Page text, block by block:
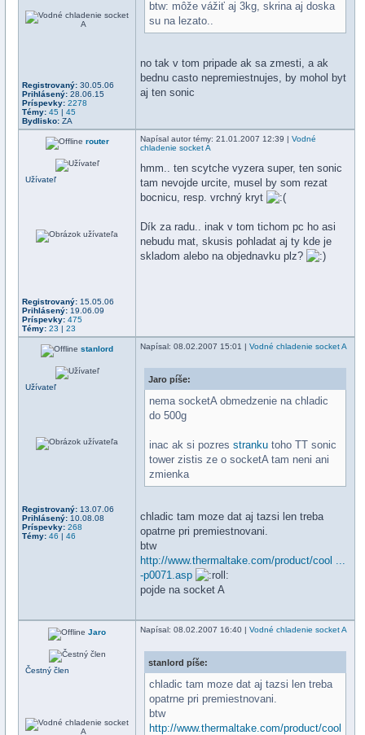
Registrovaný: 30.05.06
Prihlásený: 28.06.15
Príspevky: 2278
Témy: 45 | 45
Bydlisko: ZA
btw: môže vážiť aj 3kg, skrina aj doska
su na lezato..
no tak v tom pripade ak sa zmesti, a ak
bednu casto nepremiestnujes, by mohol byt
aj ten sonic
router
Užívateľ
Registrovaný: 15.05.06
Prihlásený: 19.06.09
Príspevky: 475
Témy: 23 | 23
Napísal autor témy: 21.01.2007 12:39 | Vodné
chladenie socket A
hmm.. ten scytche vyzera super, ten sonic
tam nevojde urcite, musel by som rezat
bocnicu, resp. vrchný kryt
Dík za radu.. inak v tom tichom pc ho asi
nebudu mat, skusis pohladat aj ty kde je
skladom alebo na objednavku plz?
stanlord
Užívateľ
Registrovaný: 13.07.06
Prihlásený: 10.08.08
Príspevky: 268
Témy: 46 | 46
Napísal: 08.02.2007 15:01 | Vodné chladenie socket A
Jaro píše:
nema socketA obmedzenie na chladic
do 500g
inac ak si pozres stranku toho TT sonic
tower zistis ze o socketA tam neni ani
zmienka
chladic tam moze dat aj tazsi len treba
opatrne pri premiestnovani.
btw
http://www.thermaltake.com/product/cool ...
-p0071.asp
pojde na socket A
Jaro
Čestný člen
Napísal: 08.02.2007 16:40 | Vodné chladenie socket A
stanlord píše:
chladic tam moze dat aj tazsi len treba
opatrne pri premiestnovani.
btw
http://www.thermaltake.com/product/cool